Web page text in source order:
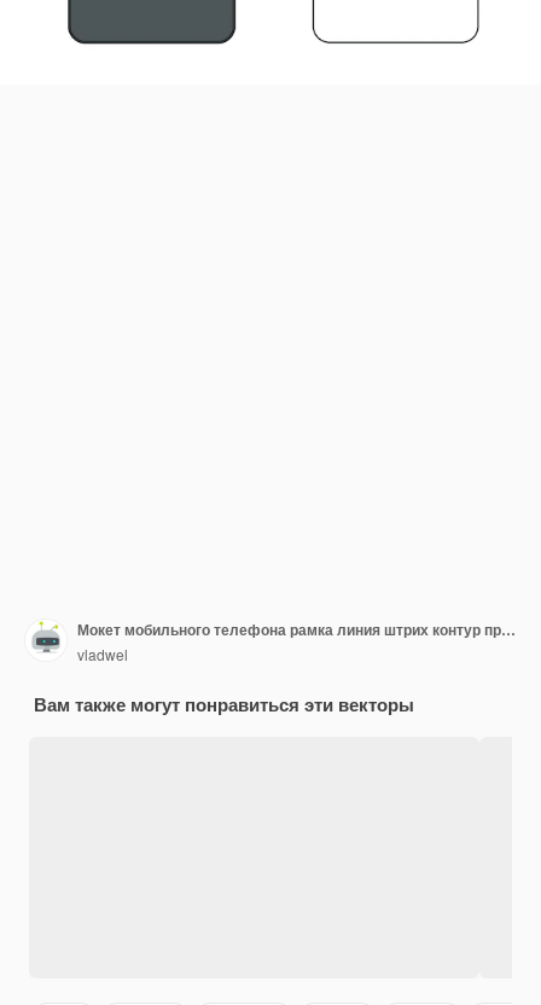
Мокет мобильного телефона рамка линия штрих контур простой значок пустой экран, показывающий интерфейс мобильного приложения ui
vladwel
Вам также могут понравиться эти векторы